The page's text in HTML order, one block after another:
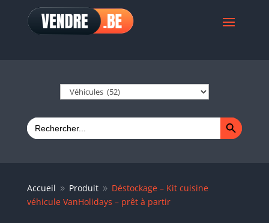
Search
for:
Search Button
Accueil 9 Produit 9 Déstockage – Kit cuisine
véhicule VanHolidays – prêt à partir